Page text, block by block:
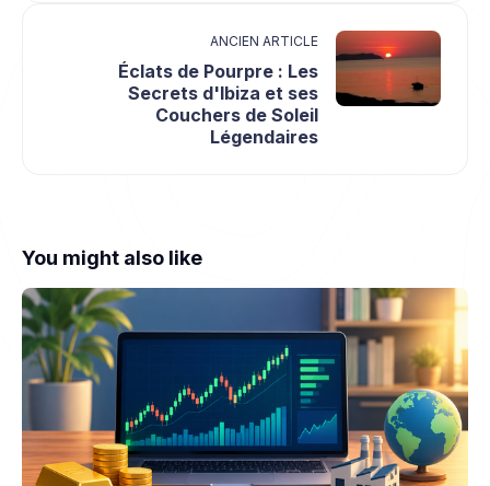
ANCIEN ARTICLE
Éclats de Pourpre : Les
Secrets d'Ibiza et ses
Couchers de Soleil
Légendaires
You might also like